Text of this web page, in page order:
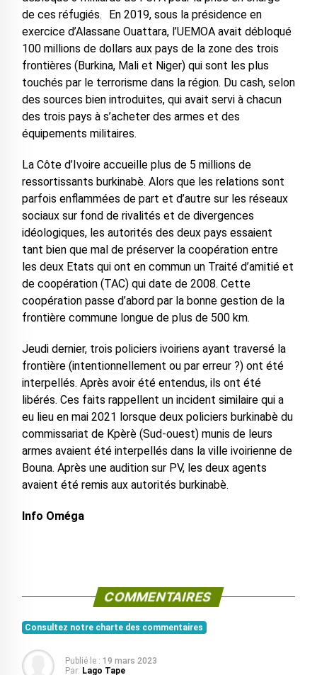
de ces réfugiés. En 2019, sous la présidence en
exercice d’Alassane Ouattara, l’UEMOA avait débloqué
100 millions de dollars aux pays de la zone des trois
frontières (Burkina, Mali et Niger) qui sont les plus
touchés par le terrorisme dans la région. Du cash, selon
des sources bien introduites, qui avait servi à chacun
des trois pays à s’acheter des armes et des
équipements militaires.
La Côte d’Ivoire accueille plus de 5 millions de
ressortissants burkinabè. Alors que les relations sont
parfois enflammées de part et d’autre sur les réseaux
sociaux sur fond de rivalités et de divergences
idéologiques, les autorités des deux pays essaient
tant bien que mal de préserver la coopération entre
les deux Etats qui ont en commun un Traité d’amitié et
de coopération (TAC) qui date de 2008. Cette
coopération passe d’abord par la bonne gestion de la
frontière commune longue de plus de 500 km.
Jeudi dernier, trois policiers ivoiriens ayant traversé la
frontière (intentionnellement ou par erreur ?) ont été
interpellés. Après avoir été entendus, ils ont été
libérés. Ces faits rappellent un incident similaire qui a
eu lieu en mai 2021 lorsque deux policiers burkinabè du
commissariat de Kpèrè (Sud-ouest) munis de leurs
armes avaient été interpellés dans la ville ivoirienne de
Bouna. Après une audition sur PV, les deux agents
avaient été remis aux autorités burkinabè.
Info Oméga
COMMENTAIRES
Consultez notre charte des commentaires
Publié le : 19 mars 2023
Par: Lago Tape